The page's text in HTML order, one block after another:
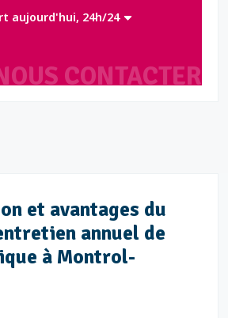
CONTACTER
aujourd'hui, 24h/24
et avantages du
annuel de
à Montrol-